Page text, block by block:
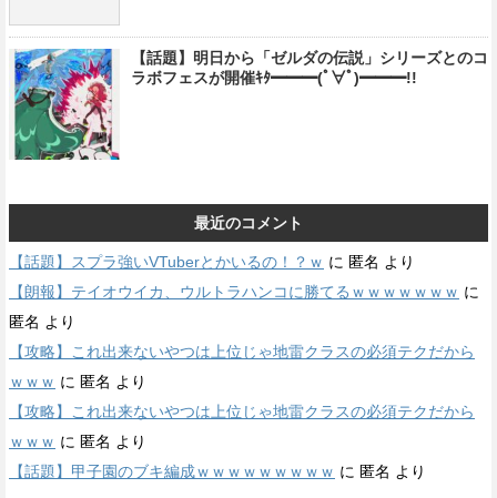
【話題】明日から「ゼルダの伝説」シリーズとのコ
ラボフェスが開催ｷﾀ━━━(ﾟ∀ﾟ)━━━!!
最近のコメント
【話題】スプラ強いVTuberとかいるの！？ｗ に 匿名 より
【朗報】テイオウイカ、ウルトラハンコに勝てるｗｗｗｗｗｗｗ に
匿名 より
【攻略】これ出来ないやつは上位じゃ地雷クラスの必須テクだから
ｗｗｗ に 匿名 より
【攻略】これ出来ないやつは上位じゃ地雷クラスの必須テクだから
ｗｗｗ に 匿名 より
【話題】甲子園のブキ編成ｗｗｗｗｗｗｗｗｗ に 匿名 より